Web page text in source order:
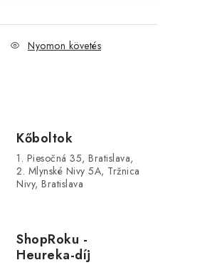
Nyomon követés
Kőboltok
1. Piesočná 35, Bratislava,
2. Mlynské Nivy 5A, Tržnica
Nivy, Bratislava
ShopRoku -
Heureka-díj